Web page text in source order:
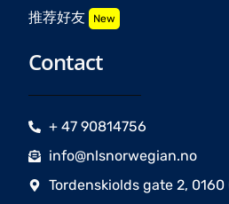
推荐好友 New
Contact
+ 47 90814756
info@nlsnorwegian.no
Tordenskiolds gate 2, 0160